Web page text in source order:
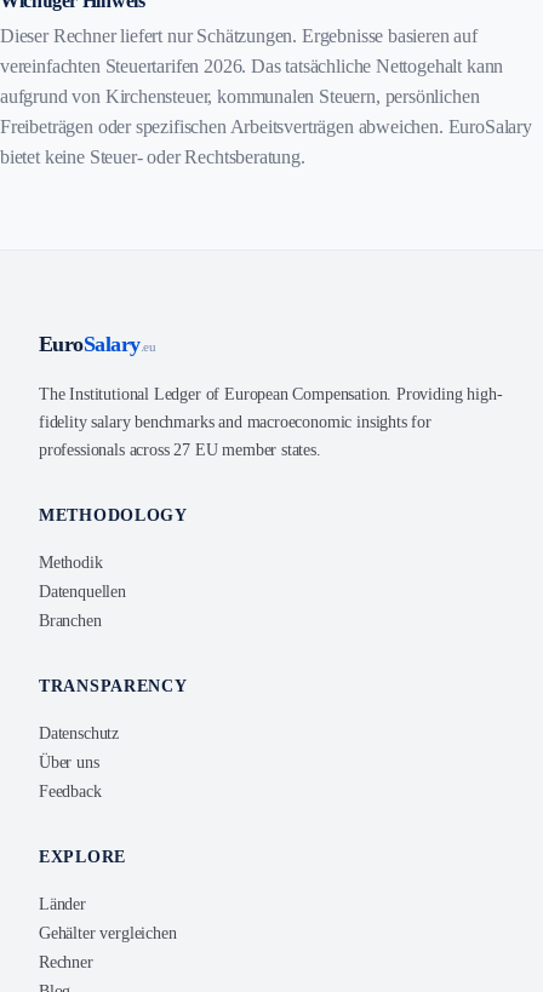
Dieser Rechner liefert nur Schätzungen. Ergebnisse basieren auf
vereinfachten Steuertarifen 2026. Das tatsächliche Nettogehalt kann
aufgrund von Kirchensteuer, kommunalen Steuern, persönlichen
Freibeträgen oder spezifischen Arbeitsverträgen abweichen. EuroSalary
bietet keine Steuer- oder Rechtsberatung.
EuroSalary.eu
The Institutional Ledger of European Compensation. Providing high-
fidelity salary benchmarks and macroeconomic insights for
professionals across 27 EU member states.
METHODOLOGY
Methodik
Datenquellen
Branchen
TRANSPARENCY
Datenschutz
Über uns
Feedback
EXPLORE
Länder
Gehälter vergleichen
Rechner